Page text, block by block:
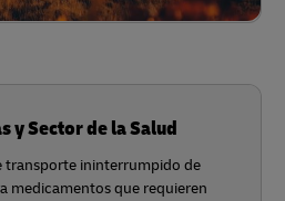
y Sector de la Salud
transporte ininterrumpido de
medicamentos que requieren